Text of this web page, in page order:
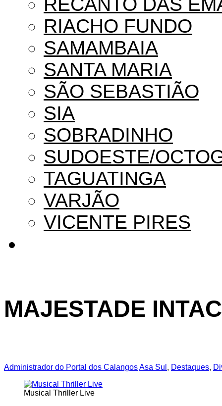
RIACHO FUNDO
SAMAMBAIA
SANTA MARIA
SÃO SEBASTIÃO
SIA
SOBRADINHO
SUDOESTE/
TAGUATINGA
VARJÃO
VICENTE PIRES
MAJESTADE
Administrador do Portal dos CalangosAsa Sul , Destaques,
Musical Thriller Live